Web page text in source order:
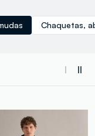
Chaquetas,